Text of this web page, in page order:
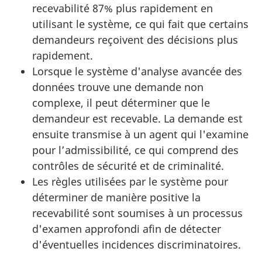
recevabilité 87% plus rapidement en
utilisant le système, ce qui fait que certains
demandeurs reçoivent des décisions plus
rapidement.
Lorsque le système d'analyse avancée des
données trouve une demande non
complexe, il peut déterminer que le
demandeur est recevable. La demande est
ensuite transmise à un agent qui l'examine
pour l’admissibilité, ce qui comprend des
contrôles de sécurité et de criminalité.
Les règles utilisées par le système pour
déterminer de manière positive la
recevabilité sont soumises à un processus
d'examen approfondi afin de détecter
d'éventuelles incidences discriminatoires.